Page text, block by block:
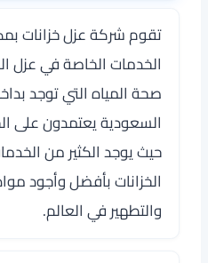
تقومشركة عزل خزانات
الخدمات الخاصة في عزل
صحة المياه التي توجد
السعودية يعتمدون على
حيث يوجد الكثير من
الخزانات بأفضل وأجود
والتطهير في العالم.